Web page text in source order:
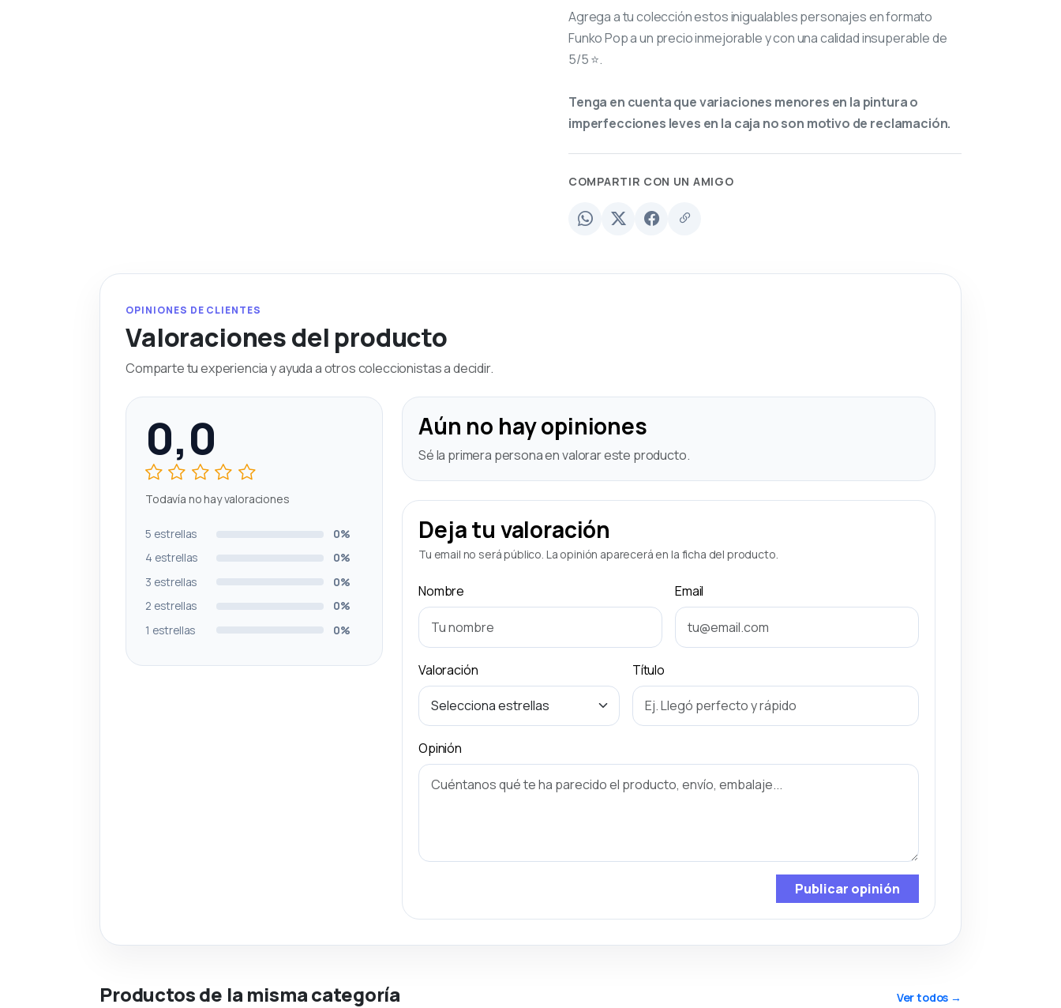
Agrega a tu colección estos inigualables personajes en formato
Funko Pop a un precio inmejorable y con una calidad insuperable de
5/5 ⭐.
Tenga en cuenta que variaciones menores en la pintura o
imperfecciones leves en la caja no son motivo de reclamación.
COMPARTIR CON UN AMIGO
OPINIONES DE CLIENTES
Valoraciones del producto
Comparte tu experiencia y ayuda a otros coleccionistas a decidir.
0,0
Todavía no hay valoraciones
5 estrellas
0%
4 estrellas
0%
3 estrellas
0%
2 estrellas
0%
1 estrellas
0%
Aún no hay opiniones
Sé la primera persona en valorar este producto.
Deja tu valoración
Tu email no será público. La opinión aparecerá en la ficha del producto.
Nombre Email
Valoración Título
Opinión
Publicar opinión
Productos de la misma categoría Ver todos →